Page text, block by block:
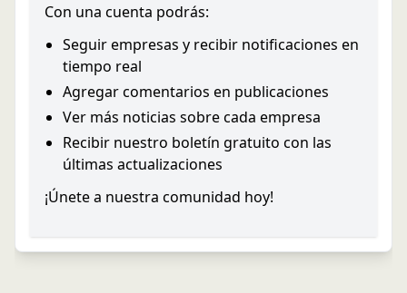
Con una cuenta podrás:
Seguir empresas y recibir notificaciones en
tiempo real
Agregar comentarios en publicaciones
Ver más noticias sobre cada empresa
Recibir nuestro boletín gratuito con las
últimas actualizaciones
¡Únete a nuestra comunidad hoy!